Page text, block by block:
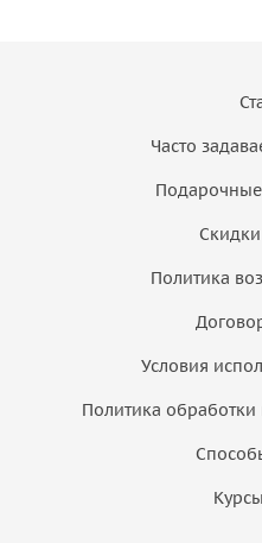
Часто
Политика
Условия
Политика